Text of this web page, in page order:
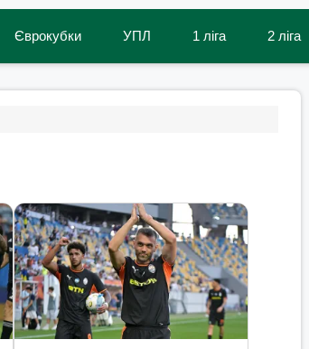
Єврокубки УПЛ 1 ліга 2 ліга